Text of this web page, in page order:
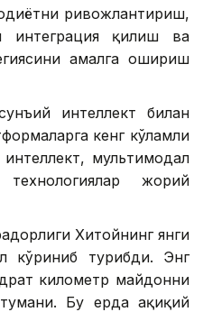
ривожлантириш,
интеграция қилиш ва
амалга ошириш
интеллект билан
кенг кўламли
мультимодал
жорий
Хитойнинг янги
кўриниб турибди. Энг
километр майдонни
Бу ерда ҳақиқий